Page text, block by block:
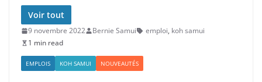
Voir tout
9 novembre 2022 Bernie Samui emploi, koh samui
1 min read
EMPLOIS KOH SAMUI NOUVEAUTÉS